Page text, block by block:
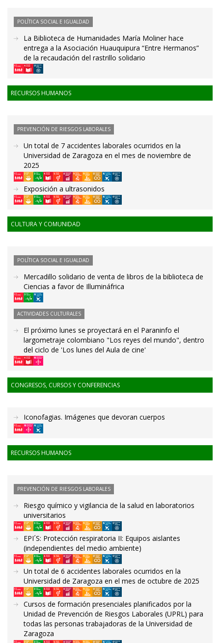
POLÍTICA SOCIAL E IGUALDAD
La Biblioteca de Humanidades María Moliner hace
entrega a la Asociación Huauquipura “Entre Hermanos”
de la recaudación del rastrillo solidario
RECURSOS HUMANOS
PREVENCIÓN DE RIESGOS LABORALES
Un total de 7 accidentes laborales ocurridos en la
Universidad de Zaragoza en el mes de noviembre de
2025
Exposición a ultrasonidos
CULTURA Y COMUNIDAD
POLÍTICA SOCIAL E IGUALDAD
Mercadillo solidario de venta de libros de la biblioteca de
Ciencias a favor de Illumináfrica
ACTIVIDADES CULTURALES
El próximo lunes se proyectará en el Paraninfo el
largometraje colombiano "Los reyes del mundo", dentro
del ciclo de 'Los lunes del Aula de cine'
CONGRESOS, CURSOS Y CONFERENCIAS
Iconofagias. Imágenes que devoran cuerpos
RECURSOS HUMANOS
PREVENCIÓN DE RIESGOS LABORALES
Riesgo químico y vigilancia de la salud en laboratorios
universitarios
EPI´S: Protección respiratoria II: Equipos aislantes
(independientes del medio ambiente)
Un total de 6 accidentes laborales ocurridos en la
Universidad de Zaragoza en el mes de octubre de 2025
Cursos de formación presenciales planificados por la
Unidad de Prevención de Riesgos Laborales (UPRL) para
todas las personas trabajadoras de la Universidad de
Zaragoza